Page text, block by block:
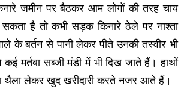
जमीन पर बैठकर आम लोगों की तरह चाय
है तो कभी सड़क किनारे ठेले पर नाश्ता
के बर्तन से पानी लेकर पीते उनकी तस्वीर भी
मर्तबा सब्जी मंडी में भी दिख जाते हैं। हाथों
थैला लेकर खुद खरीदारी करते नजर आते हैं।